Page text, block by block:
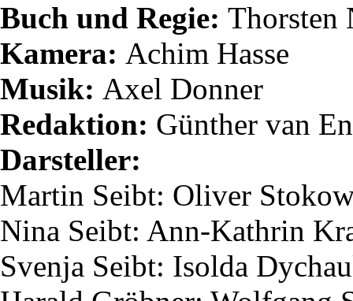
Buch und Regie: Thorsten
Kamera: Achim Hasse
Musik: Axel Donner
Redaktion: Günther van
Darsteller:
Martin Seibt: Oliver
Nina Seibt: Ann-Kathrin
Svenja Seibt: Isolda